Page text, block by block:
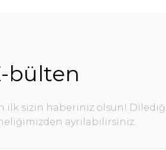
bülten
ilk sizin haberiniz olsun!
ayrılabilirsiniz.